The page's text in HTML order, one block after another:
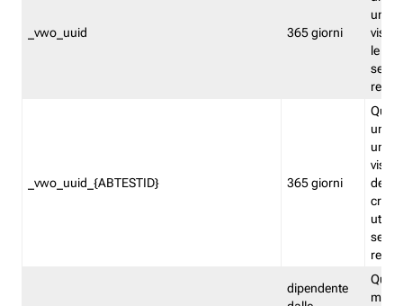
_vwo_uuid 365 giorni
le
_vwo_uuid_{ABTESTID} 365 giorni
un
del
dipendente